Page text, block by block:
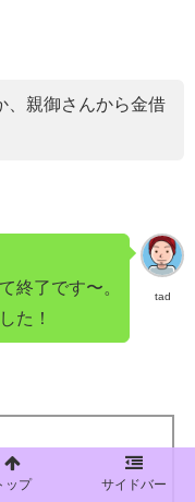
、親御さんから金借
tad
終了です〜。
た！
ップ サイドバー